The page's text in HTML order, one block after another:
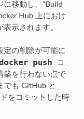
に移動し、"Build
Hub 上におけ
示されます。
定の削除が可能に
push
コ
築を行わない点で
でも GitHub と
をコミットした時